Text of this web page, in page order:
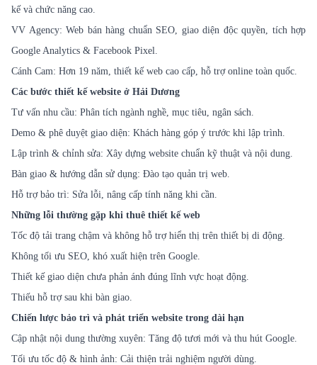
kế và chức năng cao.
VV Agency: Web bán hàng chuẩn SEO, giao diện độc quyền, tích hợp
Google Analytics & Facebook Pixel.
Cánh Cam: Hơn 19 năm, thiết kế web cao cấp, hỗ trợ online toàn quốc.
Các bước thiết kế website ở Hải Dương
Tư vấn nhu cầu: Phân tích ngành nghề, mục tiêu, ngân sách.
Demo & phê duyệt giao diện: Khách hàng góp ý trước khi lập trình.
Lập trình & chỉnh sửa: Xây dựng website chuẩn kỹ thuật và nội dung.
Bàn giao & hướng dẫn sử dụng: Đào tạo quản trị web.
Hỗ trợ bảo trì: Sửa lỗi, nâng cấp tính năng khi cần.
Những lỗi thường gặp khi thuê thiết kế web
Tốc độ tải trang chậm và không hỗ trợ hiển thị trên thiết bị di động.
Không tối ưu SEO, khó xuất hiện trên Google.
Thiết kế giao diện chưa phản ánh đúng lĩnh vực hoạt động.
Thiếu hỗ trợ sau khi bàn giao.
Chiến lược bảo trì và phát triển website trong dài hạn
Cập nhật nội dung thường xuyên: Tăng độ tươi mới và thu hút Google.
Tối ưu tốc độ & hình ảnh: Cải thiện trải nghiệm người dùng.